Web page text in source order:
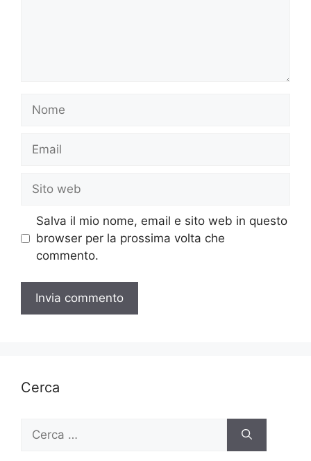
web
Salva il mio nome, email e sito web in questo
browser per la prossima volta che
commento.
Cerca
Ricerca